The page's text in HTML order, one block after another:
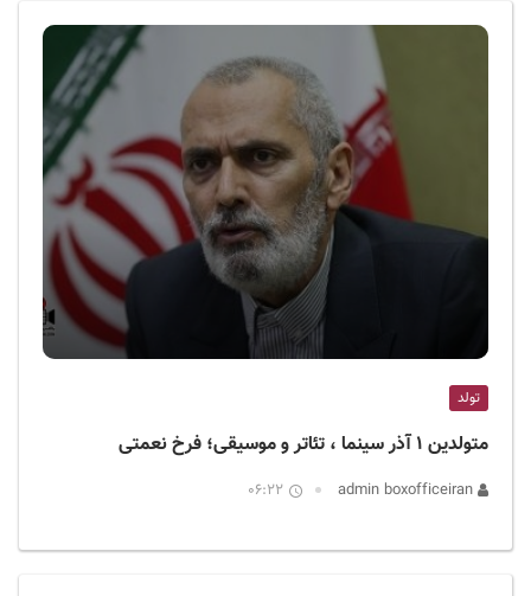
س
ا
ی
ر
تولد
متولدین ۱ آذر سینما ، تئاتر و موسیقی؛ فرخ نعمتی
06:22